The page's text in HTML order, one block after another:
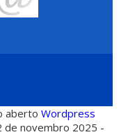
abertoWordpress
de novembro 2025 -